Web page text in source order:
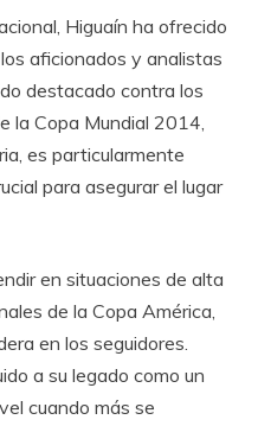
Higuaín ha ofrecido
aficionados y analistas
destacado contra los
la Copa Mundial 2014,
es particularmente
para asegurar el lugar
en situaciones de alta
de la Copa América,
en los seguidores.
a su legado como un
cuando más se